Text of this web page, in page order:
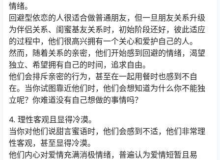
情绪。
回避型依恋的人很适合做普通朋友，但一旦朋友关系升级
为伴侣关系、闺蜜基友关系时，初始阶段还好，彼此适应
的过程中，他们很高兴拥有一个关心和爱护自己的人。
然而，随着关系的亲密，他们开始感到回避的情绪，渴望
独立、希望拥有自己的时间，追求自由。
他们会排斥亲密的行为，甚至在一起用餐时也感到不自
在。当你试图靠近他们时，他们会想知道为什么你不能独
立呢？你难道没有自己想做的事情吗？
4. 理性客观且显得冷漠。
当你对他们说甜言蜜语时，他们会感到不适，他们非常理
性客观，甚至显得冷漠。
他们内心对爱情充满消极情绪，普遍认为爱情短暂且易